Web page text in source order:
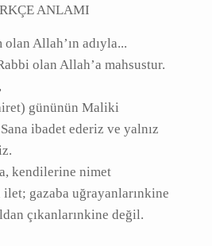
ANLAMI
olan Allah’ın adıyla...
Rabbi olan Allah’a
gününün Maliki
ibadet ederiz ve yalnız
kendilerine nimet
ilet; gazaba
yolunu şaşırıp yoldan